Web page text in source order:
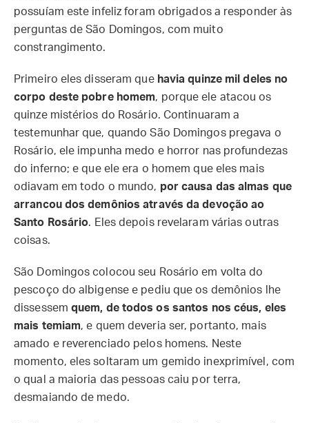
possuíam este infeliz foram obrigados a responder às
perguntas de São Domingos, com muito
constrangimento.
Primeiro eles disseram que havia quinze mil deles no
corpo deste pobre homem, porque ele atacou os
quinze mistérios do Rosário. Continuaram a
testemunhar que, quando São Domingos pregava o
Rosário, ele impunha medo e horror nas profundezas
do inferno; e que ele era o homem que eles mais
odiavam em todo o mundo, por causa das almas que
arrancou dos demônios através da devoção ao
Santo Rosário. Eles depois revelaram várias outras
coisas.
São Domingos colocou seu Rosário em volta do
pescoço do albigense e pediu que os demônios lhe
dissessem quem, de todos os santos nos céus, eles
mais temiam, e quem deveria ser, portanto, mais
amado e reverenciado pelos homens. Neste
momento, eles soltaram um gemido inexprimível, com
o qual a maioria das pessoas caiu por terra,
desmaiando de medo.